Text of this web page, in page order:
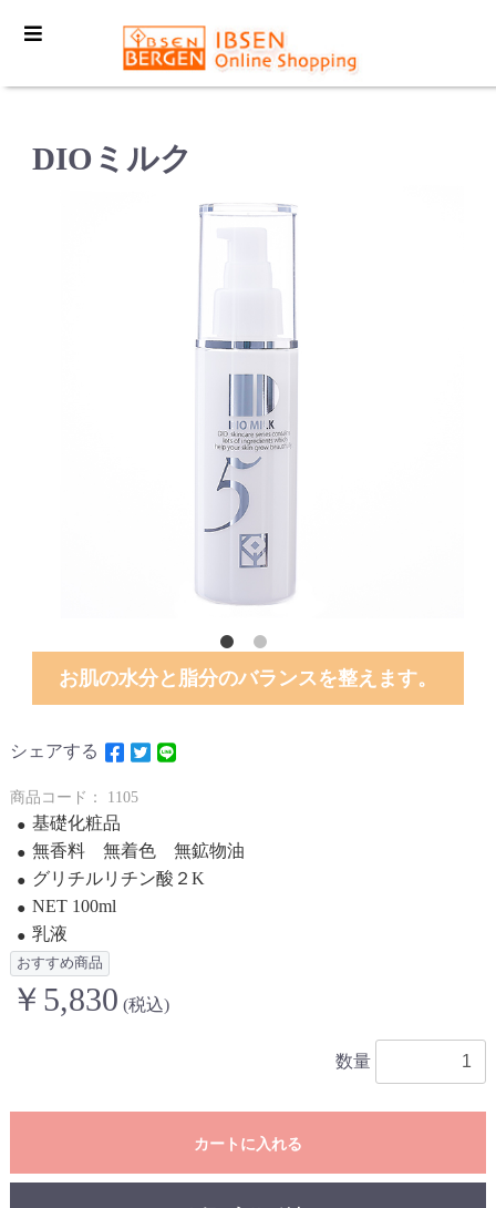
DIOミルク
お肌の水分と脂分のバランスを整えます。
シェアする
商品コード： 1105
基礎化粧品
無香料 無着色 無鉱物油
グリチルリチン酸２K
NET 100ml
乳液
おすすめ商品
￥5,830 (税込)
数量
カートに入れる